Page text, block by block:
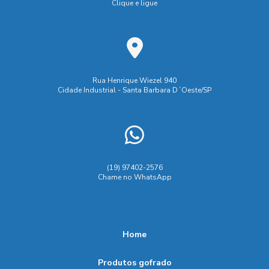
Prolongam a Conservação dos Produtos
Sacos com Válvula: A Solução Ideal para Melhorar o
Sacos com Válvula: Inovação para Otimizar o Armazenamento
Otimização do Armazenamento de Produtos
Clique e ligue
Rua Henrique Wiezel 940
Cidade Industrial - Santa Barbara D´Oeste/SP
(19) 97402-2576
Chame no WhatsApp
Home
Produtos gofrado